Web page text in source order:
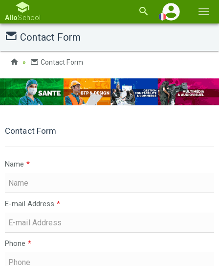
la
AlloSchool
Contact Form
Contact Form
Contact Form
Name *
E-mail Address *
Phone *